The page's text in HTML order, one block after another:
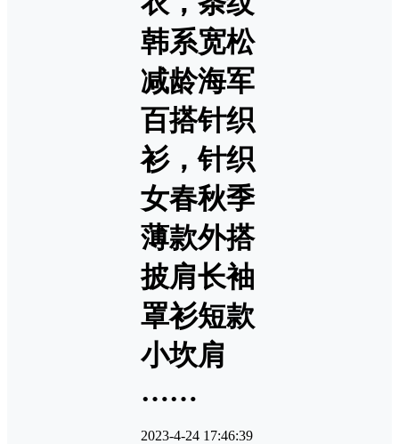
韩系宽松
减龄海军
百搭针织
衫，针织
女春秋季
薄款外搭
披肩长袖
罩衫短款
小坎肩
……
2023-4-24 17:46:39